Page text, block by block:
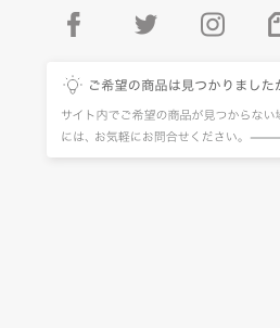
facebook twitter